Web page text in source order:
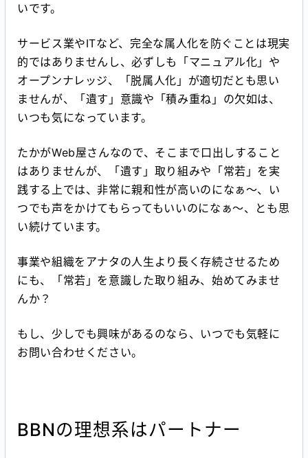
いです。
サービス業やITなど、完全な属人化を防ぐことは現実
的ではありませんし、必ずしも「マニュアル化」や
オープンナレッジ、「脱属人化」が適切だとも思い
ませんが、「遺す」意識や「積み重ね」の欠如は、
いつも気になっています。
たかがWeb屋さんなので、そこまで口出しすること
はありませんが、「遺す」取り組みや「常若」を実
践する上では、非常に親和性が高いのになぁ〜、い
つでも声をかけてもらってもいいのになぁ〜、とも思
い続けています。
事業や組織をアナタの人生より長く存続させるため
にも、「常若」を意識した取り組み、始めてみませ
んか？
もし、少しでも興味があるのなら、いつでも気軽に
お問い合わせください。
BBNの理想系はパートナー